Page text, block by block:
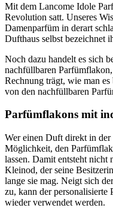
Mit dem Lancome Idole
Revolution satt. Unseres
Damenparfüm in derart
Dufthaus selbst bezeichnet
Noch dazu handelt es sich
nachfüllbaren
Rechnung trägt, wie man
von den nachfüllbaren
Parfümflakons mit
Wer einen Duft direkt in
Möglichkeit, den
lassen. Damit entsteht nicht
Kleinod, der seine
lange sie mag. Neigt sich
zu, kann der
wieder verwendet werden.